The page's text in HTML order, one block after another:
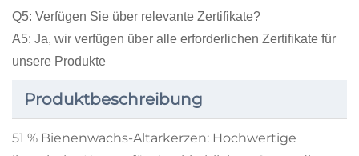
Q5: Verfügen Sie über relevante Zertifikate?
A5: Ja, wir verfügen über alle erforderlichen Zertifikate für
unsere Produkte
Produktbeschreibung
51 % Bienenwachs-Altarkerzen: Hochwertige